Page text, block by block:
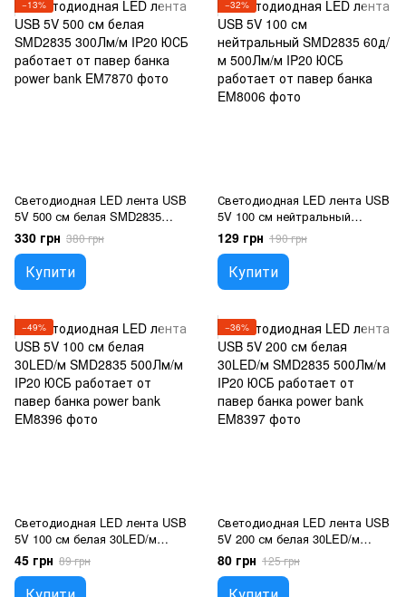
−13%
Светодиодная LED лента USB
5V 500 см белая SMD2835
300Лм/м IP20 ЮСБ работает
от павер банка power bank
330 грн 380 грн
Купити
−32%
Светодиодная LED лента USB
5V 100 см нейтральный
SMD2835 60д/м 500Лм/м IP20
ЮСБ работает от павер банка
129 грн 190 грн
Купити
−49%
Светодиодная LED лента USB
5V 100 см белая 30LED/м
SMD2835 500Лм/м IP20 ЮСБ
работает от павер банка
power bank
45 грн 89 грн
−36%
Светодиодная LED лента USB
5V 200 см белая 30LED/м
SMD2835 500Лм/м IP20 ЮСБ
работает от павер банка
power bank
80 грн 125 грн